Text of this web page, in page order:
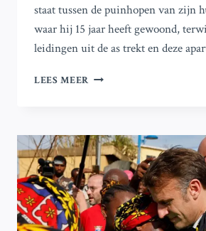
staat tussen de puinhopen van zijn
waar hij 15 jaar heeft gewoond,
leidingen uit de as trekt en deze
LEES MEER VERWOESTENDE
HISTORISCHE
ZWARTE
GEMEENSCHAP
IN
LOS
ANGELES